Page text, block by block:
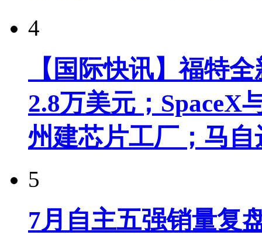
4
【国际快讯】福特
2.8万美元；SpaceX
州建芯片工厂；马
5
7月自主五强销量复